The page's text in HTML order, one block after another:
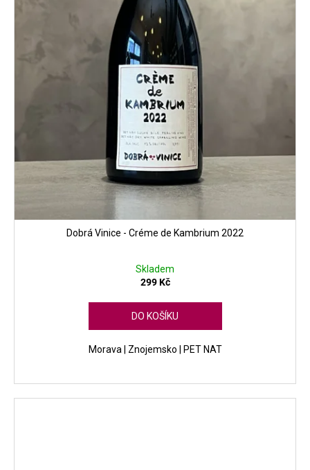
Dobrá Vinice - Créme de Kambrium 2022
Skladem
299 Kč
DO KOŠÍKU
Morava | Znojemsko | PET NAT